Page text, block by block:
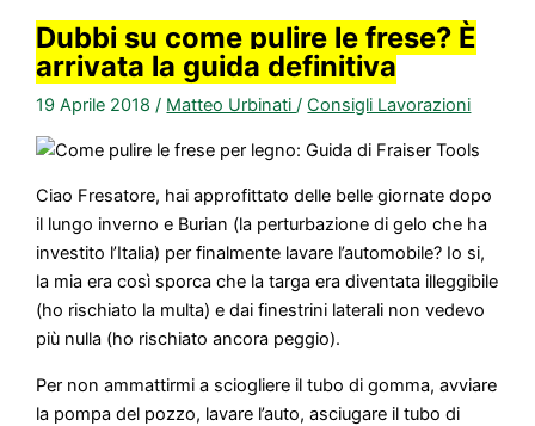
Dubbi su come pulire le frese? È
arrivata la guida definitiva
19 Aprile 2018/ Matteo Urbinati/Consigli Lavorazioni
Ciao Fresatore, hai approfittato delle belle giornate dopo
il lungo inverno e Burian (la perturbazione di gelo che ha
investito l’Italia) per finalmente lavare l’automobile? Io si,
la mia era così sporca che la targa era diventata illeggibile
(ho rischiato la multa) e dai finestrini laterali non vedevo
più nulla (ho rischiato ancora peggio).
Per non ammattirmi a sciogliere il tubo di gomma, avviare
la pompa del pozzo, lavare l’auto, asciugare il tubo di